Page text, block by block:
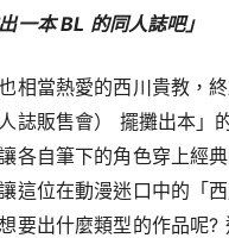
出一本 BL 的同人誌吧」
相當熱愛的西川貴教，
誌販售會） 擺攤出本」
各自筆下的角色穿上經
這位在動漫迷口中的「
要出什麼類型的作品呢